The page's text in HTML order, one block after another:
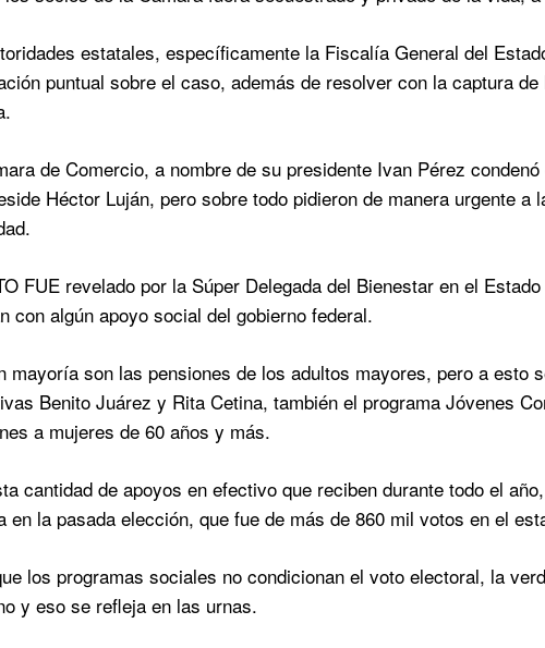
estatales, específicamente la Fiscalía General del
puntual sobre el caso, además de resolver con la captura
de Comercio, a nombre de su presidente Ivan Pérez
Héctor Luján, pero sobre todo pidieron de manera urgente
FUE revelado por la Súper Delegada del Bienestar en el
con algún apoyo social del gobierno federal.
mayoría son las pensiones de los adultos mayores, pero a esto
Benito Juárez y Rita Cetina, también el programa Jóvenes
a mujeres de 60 años y más.
cantidad de apoyos en efectivo que reciben durante todo el
en la pasada elección, que fue de más de 860 mil votos en el
los programas sociales no condicionan el voto electoral, la
y eso se refleja en las urnas.